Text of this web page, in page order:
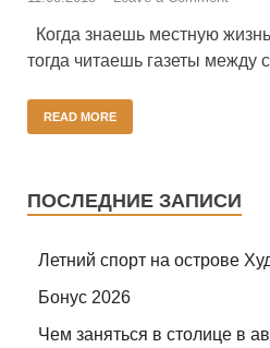
Когда знаешь местную
тогда читаешь газеты между
READ MORE
ПОСЛЕДНИЕ ЗАПИСИ
Летний спорт на острове
Бонус 2026
Чем заняться в столице в